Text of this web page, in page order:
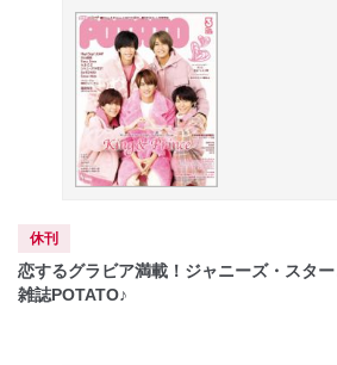
休刊
恋するグラビア満載！ジャニーズ・スタ
雑誌POTATO♪